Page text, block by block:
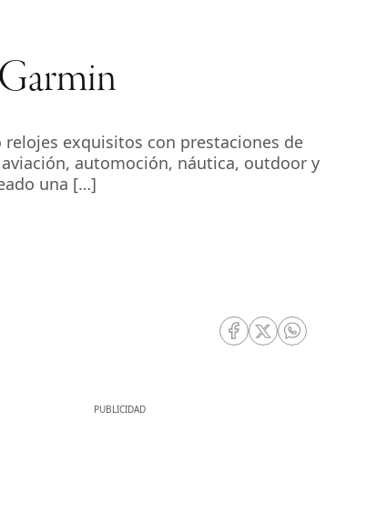
exquisitos con prestaciones de
automoción, náutica, outdoor y
una […]
RRSS Facebook
RRSS Twitter
RRSS